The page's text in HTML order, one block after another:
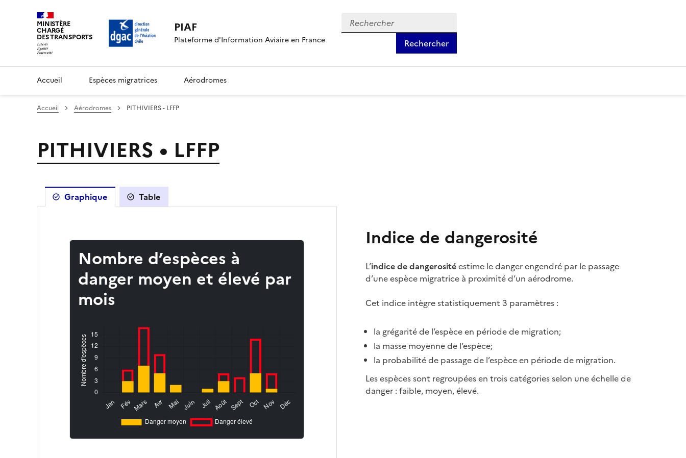
MINISTÈRE
CHARGÉ
DES TRANSPORTS
PIAF
Plateforme d'Information Aviaire en France
e
h
e
Rechercher
Accueil Espèces migratrices Aérodromes
Accueil Aérodromes PITHIVIERS - LFFP
PITHIVIERS • LFFP
Graphique Table
Nombre d’espèces à
danger moyen et élevé par
mois
Indice de dangerosité
L’indice de dangerositéestime le danger engendré par le passage
d’une espèce migratrice à proximité d’un aérodrome.
Cet indice intègre statistiquement 3 paramètres :
la grégarité de l’espèce en période de migration;
la masse moyenne de l’espèce;
la probabilité de passage de l’espèce en période de migration.
Les espèces sont regroupées en trois catégories selon une échelle de
danger : faible, moyen, élevé.